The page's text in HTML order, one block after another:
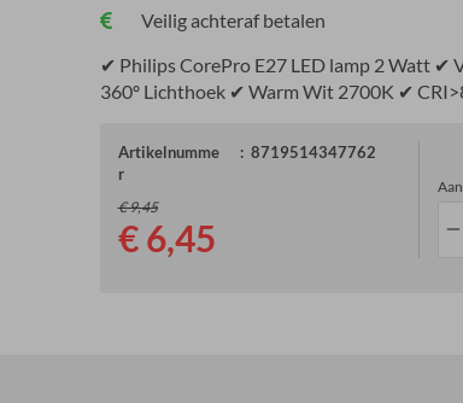
Veilig achteraf betalen
✔ Philips CorePro E27 LED lamp 2 Watt
360º Lichthoek ✔ Warm Wit 2700K ✔
Artikelnumme
r
: 8719514347762
€ 9,45
€ 6,45 remove